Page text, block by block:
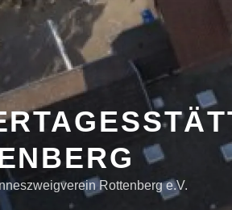
Rottenberg e.V.